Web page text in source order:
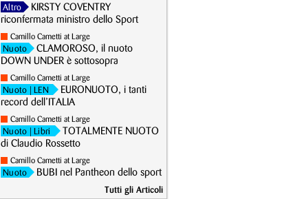
Altro
KIRSTY COVENTRY
riconfermata ministro dello Sport
Camillo Cametti at Large
Nuoto
CLAMOROSO, il nuoto
DOWN UNDER è sottosopra
Camillo Cametti at Large
Nuoto | LEN
EURONUOTO, i tanti
record dell’ITALIA
Camillo Cametti at Large
Nuoto | Libri
TOTALMENTE NUOTO
di Claudio Rossetto
Camillo Cametti at Large
Nuoto BUBI nel Pantheon dello sport
Tutti gli Articoli